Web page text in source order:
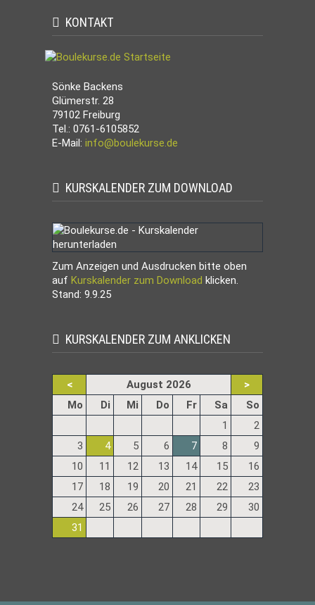
KONTAKT
Sönke Backens
Glümerstr. 28
79102 Freiburg
Tel.: 0761-6105852
E-Mail: info@boulekurse.de
KURSKALENDER ZUM DOWNLOAD
Zum Anzeigen und Ausdrucken bitte oben
auf Kurskalender zum Download klicken.
Stand: 9.9.25
KURSKALENDER ZUM ANKLICKEN
< August 2026
>
Mo ntagDi enstag
Mi ttwoch
Do nnerstag
FreitagSa mstag
So
1
2
3
4 5 6 7 8
9
10
11 12 13 14 15
16
17
18 19 20 21 22
23
24
25 26 27 28 29
30
31